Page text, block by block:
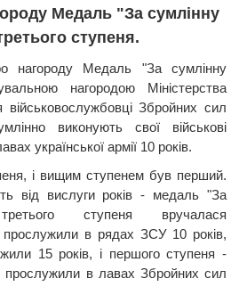
Медаль "За сумлінну
ступеня.
нагороду Медаль "За сумлінну
нагородою Міністерства
Збройних сил
виконують свої військові
української армії 10 років.
і вищим ступенем був перший.
від вислуги років - медаль "За
ступеня вручалася
в рядах ЗСУ 10 років,
15 років, і першого ступеня -
прослужили в лавах Збройних сил